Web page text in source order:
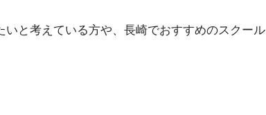
と考えている方や、長崎でおすすめのスクール